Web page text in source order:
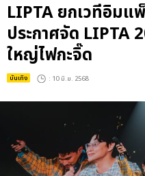
LIPTA ยกเวทีอิมแ
ประกาศจัด LIPTA
ใหญ่ไฟกะจิ๊ด
บันเทิง : 10 มิ.ย. 2568